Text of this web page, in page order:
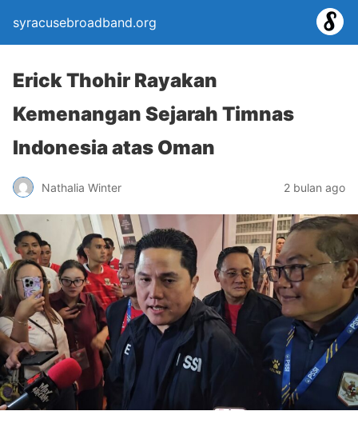
syracusebroadband.org
Erick Thohir Rayakan
Kemenangan Sejarah Timnas
Indonesia atas Oman
Nathalia Winter 2 bulan ago